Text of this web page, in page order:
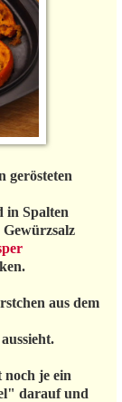
gerösteten
in Spalten
aus dem
je ein
darauf und